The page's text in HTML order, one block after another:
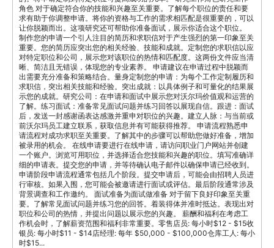
角色 对于确定符合你的技能和兴趣至关重要。了解每个职位的责任和要
求有助于你调整申请。将你的资格与工作的需求相匹配是很重要的，可以
让你脱颖而出。这项研究还可帮助你准备面试，展示你适合这个职位。
制作您的申请一个引人注目的简历和求职信对于产生强烈的第一印象至关
重要。您的简历应突出您的相关经验、技能和成就。定制您的求职信以应
对特定职位和公司，展示您对该职位的热情和匹配度。这两份文件应当清
晰、简洁且无错误，体现您的专业素养。 申请建议在申请过程中脱颖而
出需要充分准备和策略结合。量身定制您的申请：为每个工作定制履历和
求职信，突出相关技能和经验。突出成就：以具体例子和可量化的结果展
示您的成就。研究公司：在申请和面试中展示您对沃尔玛价值观和运营的
了解。练习面试：准备常见面试问题并练习回答以展现自信。跟进：面试
后，发送一封感谢函表达感激并重申对职位的兴趣。建立人脉：与当前或
前沃尔玛员工建立联系，获取信息并有可能获得推荐。 申请流程熟悉申
请流程对成功求职至关重要。了解其中的步骤可以帮助您做好准备，增加
被录用的机会。 在线申请要进行在线申请，请访问职业门户网站并创建
一个账户。浏览可用职位，并选择适合您技能和兴趣的职位。填写准确详
细的申请表。提交您的申请，并等待确认电子邮件以确保申请已经收到。
申请阶段申请流程通常包括几个阶段。提交申请后，可能会由招聘人员进
行审核。如果入围，您可能会被邀请进行面试或评估。最后阶段通常涉及
背景调查和工作邀约。 面试准备为面试做准备 对于留下良好印象至关重
要。了解常见面试问题并练习您的回答。着装得体并准时抵达。表现出对
职位和公司的热情，并提出问题以展示您的兴趣。 薪酬和福利在考虑工
作机会时，了解薪资范围和福利非常重要。零售店员: 每小时$12 - $15收
银员: 每小时$11 - $14店经理: 每年 $50,000 - $100,000仓库工人: 每小
时$15...